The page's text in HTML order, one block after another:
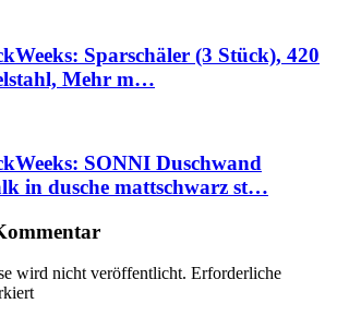
Sparschäler (3 Stück), 420
Mehr m…
SONNI Duschwand
in dusche mattschwarz st…
wird nicht veröffentlicht. Erforderliche